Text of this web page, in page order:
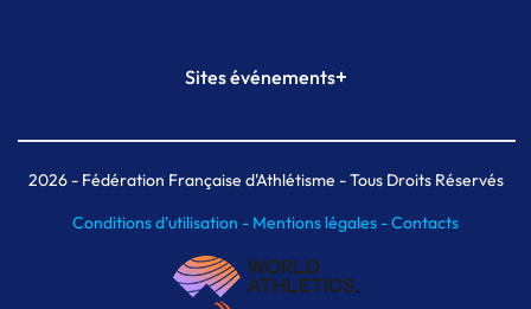
Plateforme Formation
Sites événements+
Meeting de Paris indoor
MAIF Ekiden de Paris
2026- Fédération Française d'Athlétisme - Tous Droits Réservés
Conditions d'utilisation - Mentions légales -Contacts